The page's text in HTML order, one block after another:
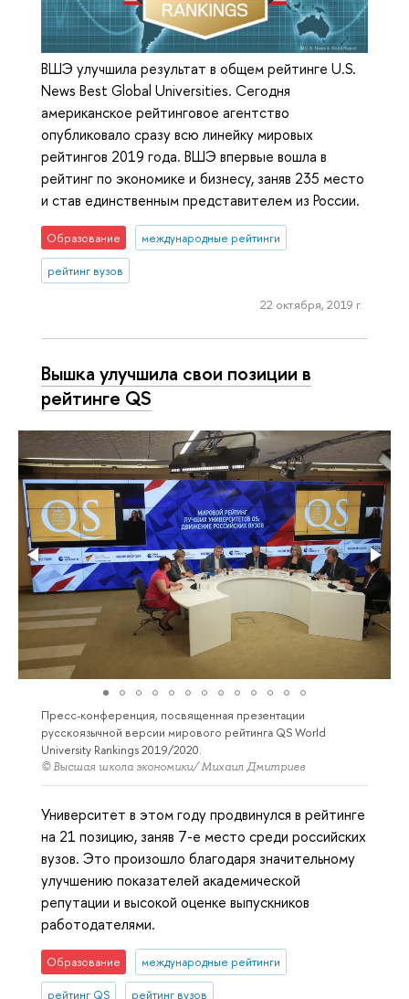
ВШЭ улучшила результат в общем рейтинге U.S.
News Best Global Universities. Сегодня
американское рейтинговое агентство
опубликовало сразу всю линейку мировых
рейтингов 2019 года. ВШЭ впервые вошла в
рейтинг по экономике и бизнесу, заняв 235 место
и став единственным представителем из России.
Образование международные рейтинги
рейтинг вузов
22 октября, 2019 г.
Вышка улучшила свои позиции в
рейтинге QS
Пресс-конференция, посвященная презентации
русскоязычной версии мирового рейтинга QS World
University Rankings 2019/2020.
© Высшая школа экономики/ Михаил Дмитриев
Университет в этом году продвинулся в рейтинге
на 21 позицию, заняв 7-е место среди российских
вузов. Это произошло благодаря значительному
улучшению показателей академической
репутации и высокой оценке выпускников
работодателями.
Образование международные рейтинги
рейтинг QS рейтинг вузов